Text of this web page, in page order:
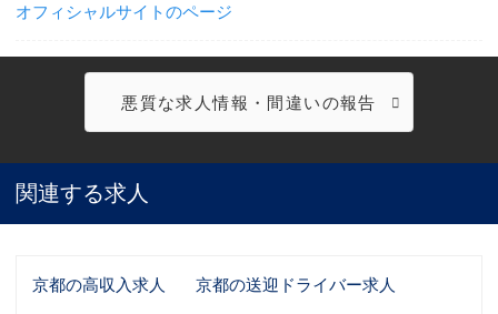
オフィシャルサイトのページ
悪質な求人情報・間違いの報告
関連する求人
京都の高収入求人
京都の送迎ドライバー求人